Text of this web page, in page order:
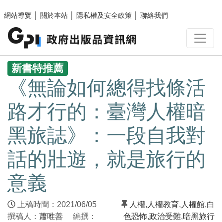
網站導覽
關於本站 隱私權及安全政策 聯絡我們
:::
新書特推薦
《無論如何總得找條活
路才行的：臺灣人權暗
黑旅誌》：一段自我對
話的壯遊，就是旅行的
意義
上稿時間：2021/06/05
撰稿人： 蕭唯善 編撰：
人權, 人權教育, 人權館,白
色恐怖,政治受難,暗黑旅行